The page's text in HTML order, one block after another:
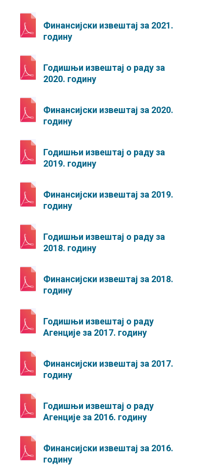
Финансијски извештај за 2021.
годину
Годишњи извештај о раду за
2020. годину
Финансијски извештај за 2020.
годину
Годишњи извештај о раду за
2019. годину
Финансијски извештај за 2019.
годину
Годишњи извештај о раду за
2018. годину
Финансијски извештај за 2018.
годину
Годишњи извештај о раду
Агенције за 2017. годину
Финансијски извештај за 2017.
годину
Годишњи извештај о раду
Агенције за 2016. годину
Финансијски извештај за 2016.
годину